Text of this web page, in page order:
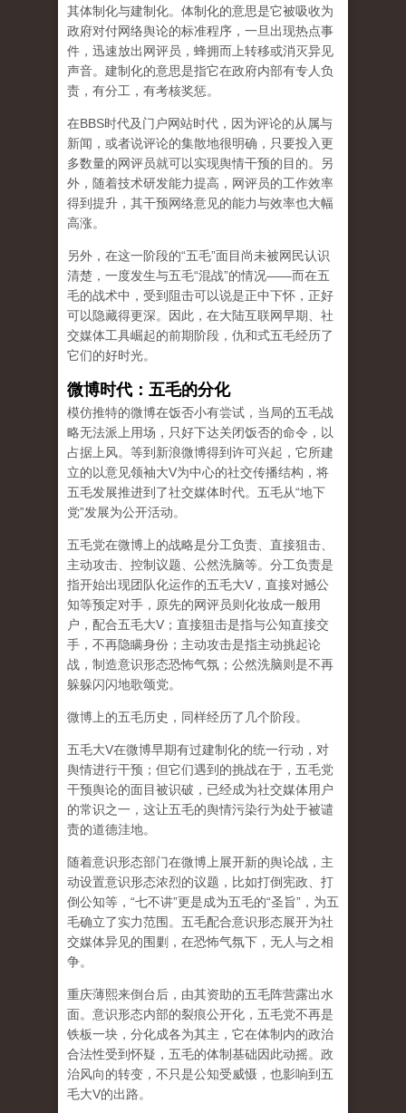
其体制化与建制化。体制化的意思是它被吸收为
政府对付网络舆论的标准程序，一旦出现热点事
件，迅速放出网评员，蜂拥而上转移或消灭异见
声音。建制化的意思是指它在政府内部有专人负
责，有分工，有考核奖惩。
在BBS时代及门户网站时代，因为评论的从属与
新闻，或者说评论的集散地很明确，只要投入更
多数量的网评员就可以实现舆情干预的目的。另
外，随着技术研发能力提高，网评员的工作效率
得到提升，其干预网络意见的能力与效率也大幅
高涨。
另外，在这一阶段的“五毛”面目尚未被网民认识
清楚，一度发生与五毛“混战”的情况——而在五
毛的战术中，受到阻击可以说是正中下怀，正好
可以隐藏得更深。因此，在大陆互联网早期、社
交媒体工具崛起的前期阶段，仇和式五毛经历了
它们的好时光。
微博时代：五毛的分化
模仿推特的微博在饭否小有尝试，当局的五毛战
略无法派上用场，只好下达关闭饭否的命令，以
占据上风。等到新浪微博得到许可兴起，它所建
立的以意见领袖大V为中心的社交传播结构，将
五毛发展推进到了社交媒体时代。五毛从“地下
党”发展为公开活动。
五毛党在微博上的战略是分工负责、直接狙击、
主动攻击、控制议题、公然洗脑等。分工负责是
指开始出现团队化运作的五毛大V，直接对撼公
知等预定对手，原先的网评员则化妆成一般用
户，配合五毛大V；直接狙击是指与公知直接交
手，不再隐瞒身份；主动攻击是指主动挑起论
战，制造意识形态恐怖气氛；公然洗脑则是不再
躲躲闪闪地歌颂党。
微博上的五毛历史，同样经历了几个阶段。
五毛大V在微博早期有过建制化的统一行动，对
舆情进行干预；但它们遇到的挑战在于，五毛党
干预舆论的面目被识破，已经成为社交媒体用户
的常识之一，这让五毛的舆情污染行为处于被谴
责的道德洼地。
随着意识形态部门在微博上展开新的舆论战，主
动设置意识形态浓烈的议题，比如打倒宪政、打
倒公知等，“七不讲”更是成为五毛的“圣旨”，为五
毛确立了实力范围。五毛配合意识形态展开为社
交媒体异见的围剿，在恐怖气氛下，无人与之相
争。
重庆薄熙来倒台后，由其资助的五毛阵营露出水
面。意识形态内部的裂痕公开化，五毛党不再是
铁板一块，分化成各为其主，它在体制内的政治
合法性受到怀疑，五毛的体制基础因此动摇。政
治风向的转变，不只是公知受威慑，也影响到五
毛大V的出路。